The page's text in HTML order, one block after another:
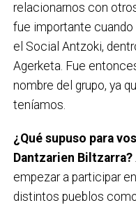
relacionarnos con
fue importante cuando
el Social Antzoki,
Agerketa. Fue
nombre del grupo, ya
teníamos.
¿Qué supuso para
Dantzarien Biltzarra?
empezar a participar
distintos pueblos